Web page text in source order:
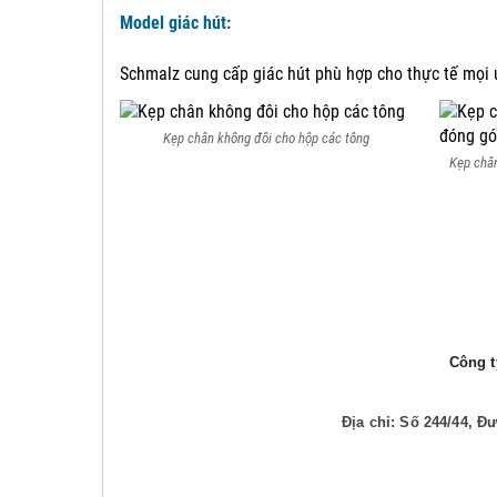
Model giác hút:
Schmalz cung cấp giác hút phù hợp cho thực tế
Kẹp chân không đôi cho hộp các tông
Kẹp
Công
Địa chỉ: Số 244/44,